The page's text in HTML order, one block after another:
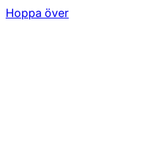
Hoppa över